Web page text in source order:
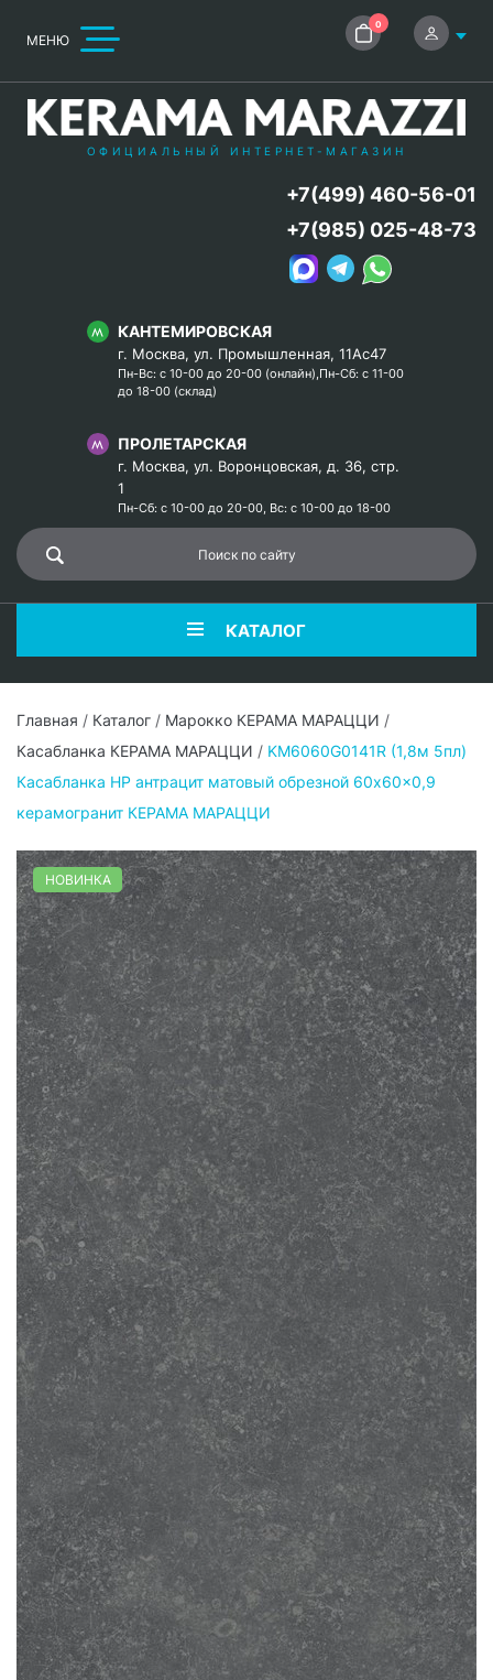
МЕНЮ
0
ОФИЦИАЛЬНЫЙ ИНТЕРНЕТ-МАГАЗИН
КАНТЕМИРОВСКАЯ
г. Москва, ул. Промышленная, 11Ас47
Пн-Вс: с 10-00 до 20-00 (онлайн),Пн-Сб: с 11-00
до 18-00 (склад)
ПРОЛЕТАРСКАЯ
г. Москва, ул. Воронцовская, д. 36, стр.
1
Пн-Сб: с 10-00 до 20-00, Вс: с 10-00 до 18-00
+7(499) 460-56-01
+7(985) 025-48-73
КАТАЛОГ
Главная / Каталог / Марокко КЕРАМА МАРАЦЦИ /
Касабланка КЕРАМА МАРАЦЦИ / KM6060G0141R (1,8м 5пл)
Касабланка HP антрацит матовый обрезной 60x60x0,9
керамогранит КЕРАМА МАРАЦЦИ
НОВИНКА